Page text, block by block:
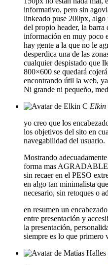
informativo, pero sin
linkeado puse 200px, algo
del propio header, la barra
información en muy poco
hay gente a la que no le
desperdica una de las
cualquier despistado que
800×600 se quedará
encontrando útil la web,
Ni grande ni pequeño,
Elkin
yo creo que los
los objetivos del sito en
navegabilidad del usuario.
Mostrando
forma mas AGRADABLE
sin recaer en el PESO
en algo tan minimalista
necesario, sin retoques o
en resumen un
entre presentación y
la presentación,
siempre es lo que primero